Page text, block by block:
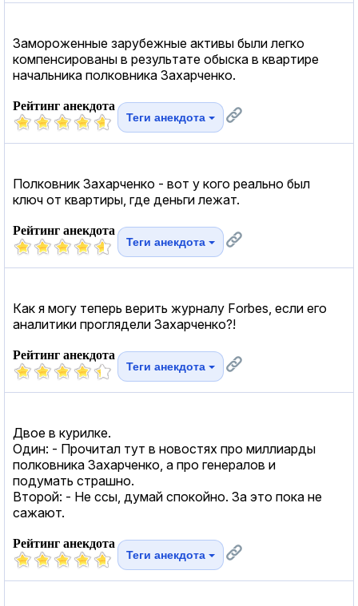
Замороженные зарубежные активы были легко
компенсированы в результате обыска в квартире
начальника полковника Захарченко.
Рейтинг анекдота
Теги анекдота
Полковник Захарченко - вот у кого реально был
ключ от квартиры, где деньги лежат.
Рейтинг анекдота
Теги анекдота
Как я могу теперь верить журналу Fоrbes, если его
аналитики проглядели Захарченко?!
Рейтинг анекдота
Теги анекдота
Двое в курилке.
Один: - Прочитал тут в новостях про миллиарды
полковника Захарченко, а про генералов и
подумать страшно.
Второй: - Не ссы, думай спокойно. За это пока не
сажают.
Рейтинг анекдота
Теги анекдота